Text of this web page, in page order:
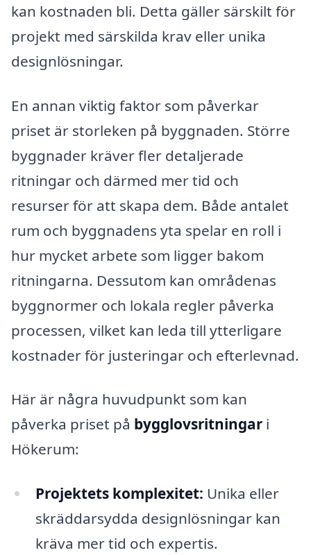
kan kostnaden bli. Detta gäller särskilt för
projekt med särskilda krav eller unika
designlösningar.
En annan viktig faktor som påverkar
priset är storleken på byggnaden. Större
byggnader kräver fler detaljerade
ritningar och därmed mer tid och
resurser för att skapa dem. Både antalet
rum och byggnadens yta spelar en roll i
hur mycket arbete som ligger bakom
ritningarna. Dessutom kan områdenas
byggnormer och lokala regler påverka
processen, vilket kan leda till ytterligare
kostnader för justeringar och efterlevnad.
Här är några huvudpunkt som kan
påverka priset på bygglovsritningar i
Hökerum:
Projektets komplexitet: Unika eller
skräddarsydda designlösningar kan
kräva mer tid och expertis.